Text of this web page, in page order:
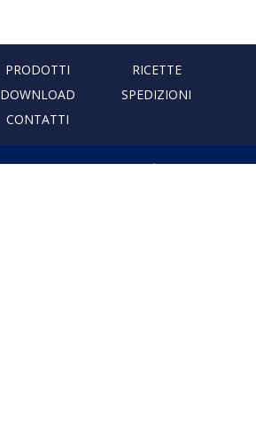
PRODOTTI
RICETTE
DOWNLOAD
SPEDIZIONI
CONTATTI